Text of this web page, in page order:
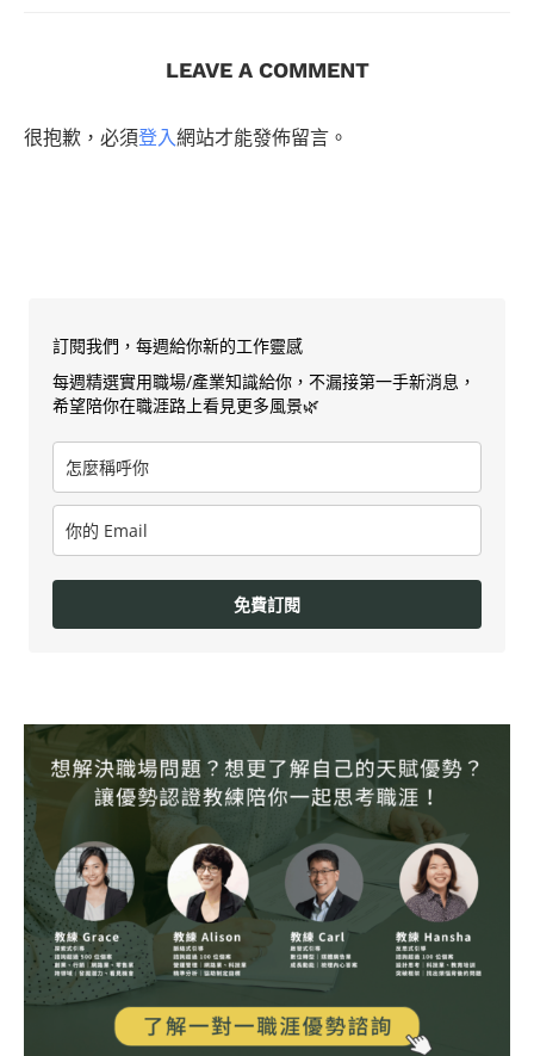
LEAVE A COMMENT
很抱歉，必須登入網站才能發佈留言。
訂閱我們，每週給你新的工作靈感
每週精選實用職場/產業知識給你，不漏接第一手新消息，
希望陪你在職涯路上看見更多風景🌿
免費訂閱